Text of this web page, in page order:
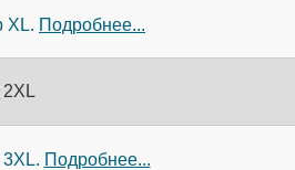
XL. Подробнее...
Подробнее...